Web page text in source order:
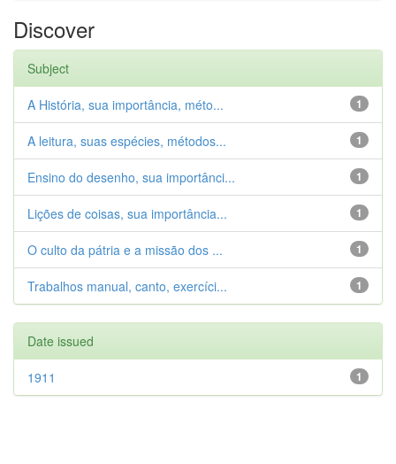
Discover
Subject
1
A História, sua importância, méto...
1
A leitura, suas espécies, métodos...
1
Ensino do desenho, sua importânci...
1
Lições de coisas, sua importância...
1
O culto da pátria e a missão dos ...
1
Trabalhos manual, canto, exercíci...
Date issued
1
1911